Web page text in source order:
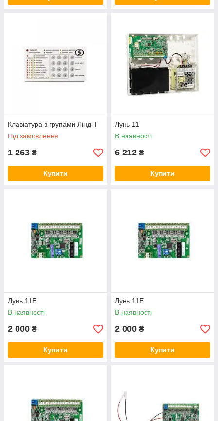
Клавіатура з групами Лінд-Т
Під замовлення
1 263 ₴
Купити
Лунь 11
В наявності
6 212 ₴
Купити
Лунь 11Е
В наявності
2 000 ₴
Купити
Лунь 11Е
В наявності
2 000 ₴
Купити